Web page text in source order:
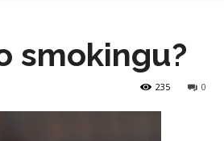
smokingu?
0
235